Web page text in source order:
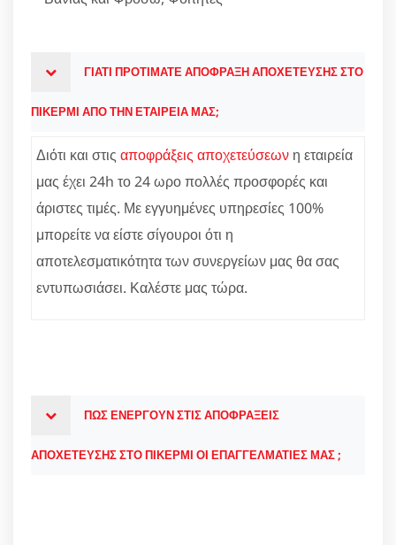
ΓΙΑΤΙ ΠΡΟΤΙΜΑΤΕ ΑΠΟΦΡΑΞΗ ΑΠΟΧΕΤΕΥΣΗΣ ΣΤΟ
ΠΙΚΕΡΜΙ ΑΠΟ ΤΗΝ ΕΤΑΙΡΕΙΑ ΜΑΣ;
Διότι και στις αποφράξεις αποχετεύσεων η εταιρεία
μας έχει 24h το 24 ωρο πολλές προσφορές και
άριστες τιμές. Με εγγυημένες υπηρεσίες 100%
μπορείτε να είστε σίγουροι ότι η
αποτελεσματικότητα των συνεργείων μας θα σας
εντυπωσιάσει. Καλέστε μας τώρα.
ΠΩΣ ΕΝΕΡΓΟΥΝ ΣΤΙΣ ΑΠΟΦΡΑΞΕΙΣ
ΑΠΟΧΕΤΕΥΣΗΣ ΣΤΟ ΠΙΚΕΡΜΙ ΟΙ ΕΠΑΓΓΕΛΜΑΤΙΕΣ ΜΑΣ ;